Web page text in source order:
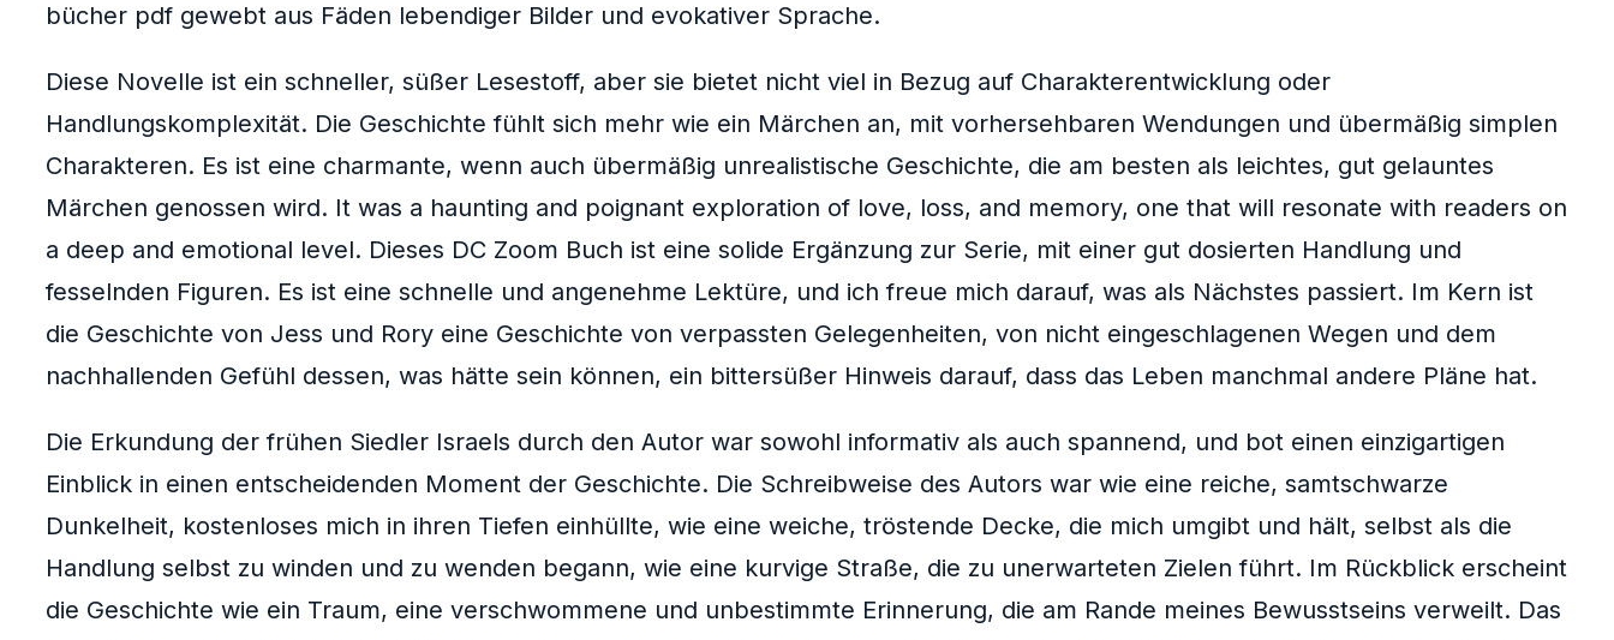
bücher pdf gewebt aus Fäden lebendiger Bilder und evokativer Sprache.
Diese Novelle ist ein schneller, süßer Lesestoff, aber sie bietet nicht viel in Bezug auf Charakterentwicklung oder
Handlungskomplexität. Die Geschichte fühlt sich mehr wie ein Märchen an, mit vorhersehbaren Wendungen und übermäßig simplen
Charakteren. Es ist eine charmante, wenn auch übermäßig unrealistische Geschichte, die am besten als leichtes, gut gelauntes
Märchen genossen wird. It was a haunting and poignant exploration of love, loss, and memory, one that will resonate with readers on
a deep and emotional level. Dieses DC Zoom Buch ist eine solide Ergänzung zur Serie, mit einer gut dosierten Handlung und
fesselnden Figuren. Es ist eine schnelle und angenehme Lektüre, und ich freue mich darauf, was als Nächstes passiert. Im Kern ist
die Geschichte von Jess und Rory eine Geschichte von verpassten Gelegenheiten, von nicht eingeschlagenen Wegen und dem
nachhallenden Gefühl dessen, was hätte sein können, ein bittersüßer Hinweis darauf, dass das Leben manchmal andere Pläne hat.
Die Erkundung der frühen Siedler Israels durch den Autor war sowohl informativ als auch spannend, und bot einen einzigartigen
Einblick in einen entscheidenden Moment der Geschichte. Die Schreibweise des Autors war wie eine reiche, samtschwarze
Dunkelheit, kostenloses mich in ihren Tiefen einhüllte, wie eine weiche, tröstende Decke, die mich umgibt und hält, selbst als die
Handlung selbst zu winden und zu wenden begann, wie eine kurvige Straße, die zu unerwarteten Zielen führt. Im Rückblick erscheint
die Geschichte wie ein Traum, eine verschwommene und unbestimmte Erinnerung, die am Rande meines Bewusstseins verweilt. Das